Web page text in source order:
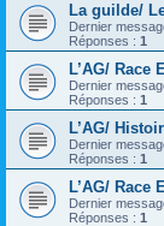
La guilde/
Dernier
Réponses : 1
L’AG/ Race
Dernier
Réponses : 1
L’AG/
Dernier
Réponses : 1
L’AG/ Race
Dernier
Réponses : 1